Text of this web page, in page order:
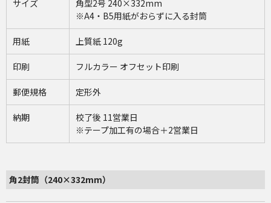
サイズ
角型2号 240×332mm
※A4・B5用紙がおらずに入る封筒
用紙 上質紙 120g
印刷 フルカラー オフセット印刷
郵便規格 定形外
納期
校了後 11営業日
※テープ加工有の場合＋2営業日
角2封筒（240×332mm）